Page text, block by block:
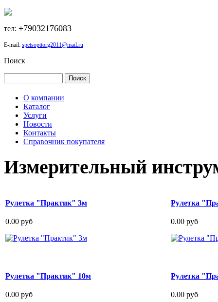
тел: +79032176083
E-mail: spetsopttorg2011@mail.ru
Поиск
О компании
Каталог
Услуги
Новости
Контакты
Справочник покупателя
Измерительный
Рулетка "Практик" 3м
0.00 руб
Рулетка
0.00 руб
Рулетка "Практик" 10м
0.00 руб
Рулетка
0.00 руб